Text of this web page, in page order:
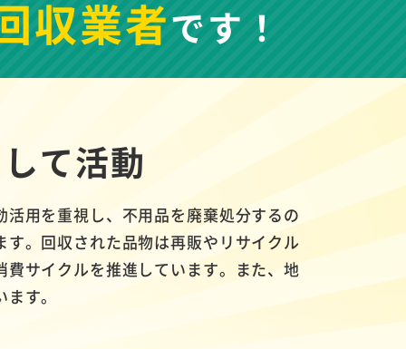
収業者です！
て活動
用を重視し、不用品を廃棄処分するの
。回収された品物は再販やリサイクル
サイクルを推進しています。また、地
す。